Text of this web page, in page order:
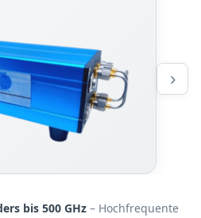
bis 500 GHz – Hochfrequente
›